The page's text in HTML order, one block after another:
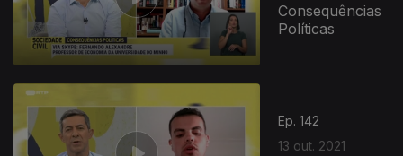
Consequências
Políticas
Ep. 142
13 out. 2021